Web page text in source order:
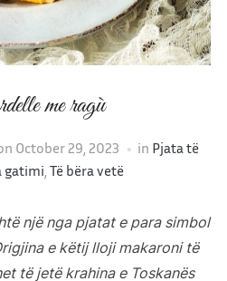
me ragù
October 29, 2023 in Pjata të
gatimi Të bëra vetë
një nga pjatat e para simbol
e këtij lloji makaroni të
të jetë krahina e Toskanës